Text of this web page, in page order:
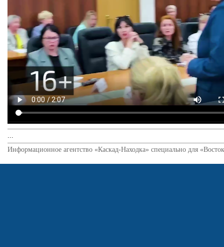
...
Информационное агентство «Каскад-Находка» специально для